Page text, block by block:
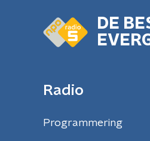
DE
Radio
Programmering